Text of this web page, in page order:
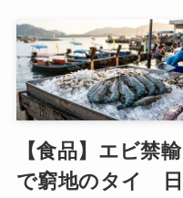
【食品】エビ禁輸
で窮地のタイ 日